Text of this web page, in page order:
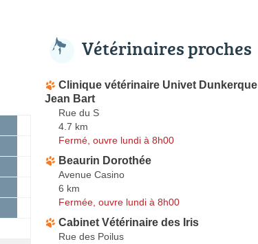
Vétérinaires proches
Clinique vétérinaire Univet Dunkerque
Jean Bart
Rue du S
4.7 km
Fermé, ouvre lundi à 8h00
Beaurin Dorothée
Avenue Casino
6 km
Fermée, ouvre lundi à 8h00
Cabinet Vétérinaire des Iris
Rue des Poilus